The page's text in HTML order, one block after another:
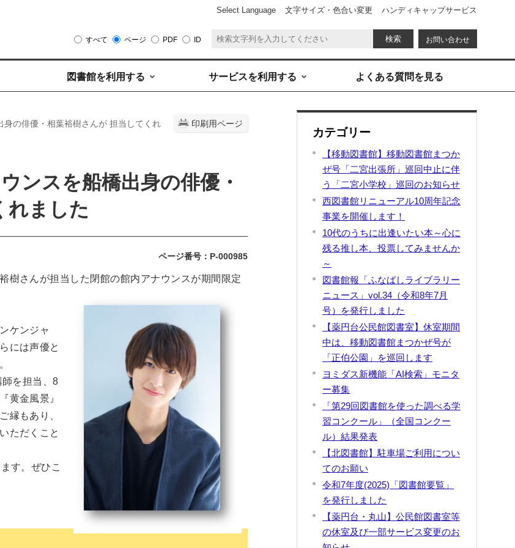
お問い合わせ
すべて ページ PDF ID
Select Language 文字サイズ・色合い変更 ハンディキャップサービス
図書館を利用する サービスを利用する よくある質問を見る
印刷用ページ
の俳優・相葉裕樹さんが 担当してくれ
ンスを船橋出身の俳優・
れました
ページ番号：P-000985
樹さんが担当した閉館の館内アナウンスが期間限定
ケンジャ
には声優と
を担当、8
黄金風景』
縁もあり、
ただくこと
す。ぜひこ
カテゴリー
【移動図書館】移動図書館まつか
ぜ号「二宮出張所」巡回中止に伴
う「二宮小学校」巡回のお知らせ
西図書館リニューアル10周年記念
事業を開催します！
10代のうちに出逢いたい本～心に
残る推し本、投票してみませんか
～
図書館報「ふなばしライブラリー
ニュース」vol.34（令和8年7月
号）を発行しました
【薬円台公民館図書室】休室期間
中は、移動図書館まつかぜ号が
「正伯公園」を巡回します
ヨミダス新機能「AI検索」モニタ
ー募集
「第29回図書館を使った調べる学
習コンクール」（全国コンクー
ル）結果発表
【北図書館】駐車場ご利用につい
てのお願い
令和7年度(2025)「図書館要覧」
を発行しました
【薬円台・丸山】公民館図書室等
の休室及び一部サービス変更のお